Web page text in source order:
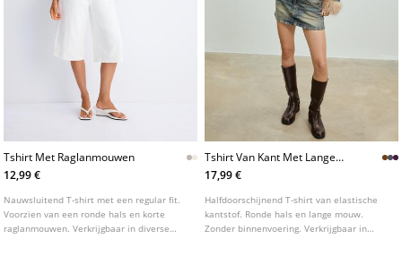
Tshirt Met Raglanmouwen
12,99 €
Nauwsluitend T-shirt met een regular fit.
Voorzien van een ronde hals en korte
raglanmouwen. Verkrijgbaar in diverse
Tshirt Van Kant Met Lange
Mouwen
17,99 €
Halfdoorschijnend T-shirt van elastische
kantstof. Ronde hals en lange mouw.
Zonder binnenvoering. Verkrijgbaar in